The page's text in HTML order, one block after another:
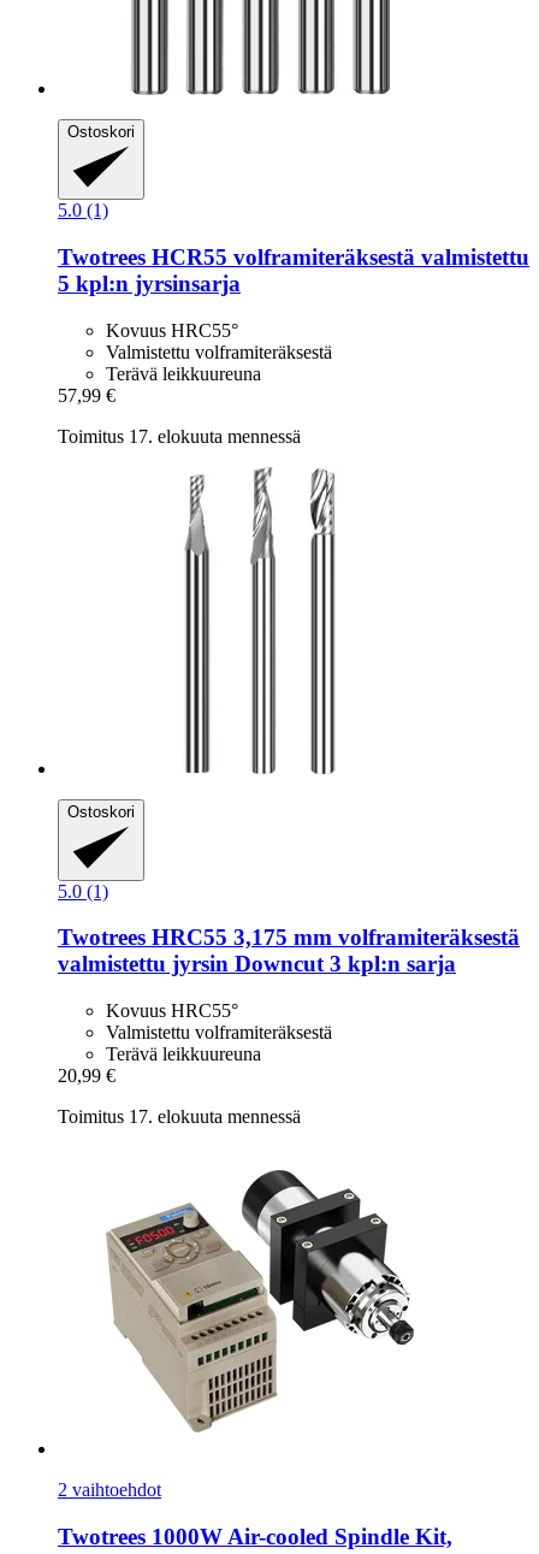
Ostoskori
5.0 (1)
Twotrees HCR55 volframiteräksestä valmistettu
5 kpl:n jyrsinsarja
Kovuus HRC55°
Valmistettu volframiteräksestä
Terävä leikkuureuna
57,99 €
Toimitus 17. elokuuta mennessä
Ostoskori
5.0 (1)
Twotrees HRC55 3,175 mm volframiteräksestä
valmistettu jyrsin Downcut 3 kpl:n sarja
Kovuus HRC55°
Valmistettu volframiteräksestä
Terävä leikkuureuna
20,99 €
Toimitus 17. elokuuta mennessä
2 vaihtoehdot
Twotrees 1000W Air-​cooled Spindle Kit,